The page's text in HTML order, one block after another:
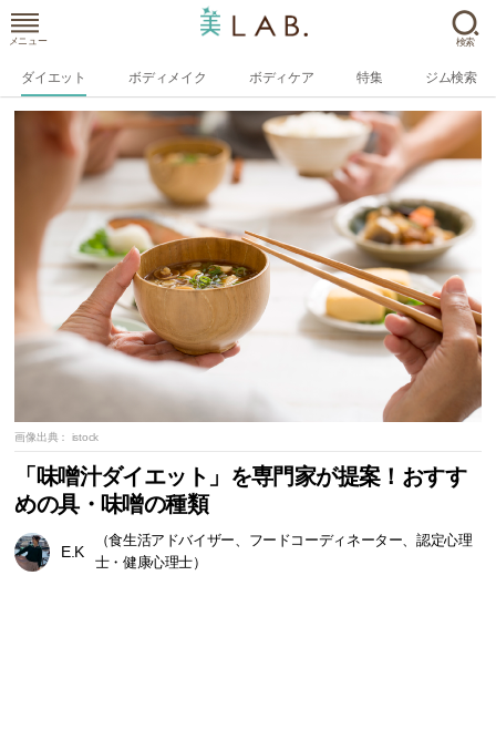
メニュー 検索
ダイエット ボディメイク ボディケア 特集 ジム検索
画像出典： istock
「味噌汁ダイエット」を専門家が提案！おすす
めの具・味噌の種類
E.K
（食生活アドバイザー、フードコーディネーター、認定心理
士・健康心理士）